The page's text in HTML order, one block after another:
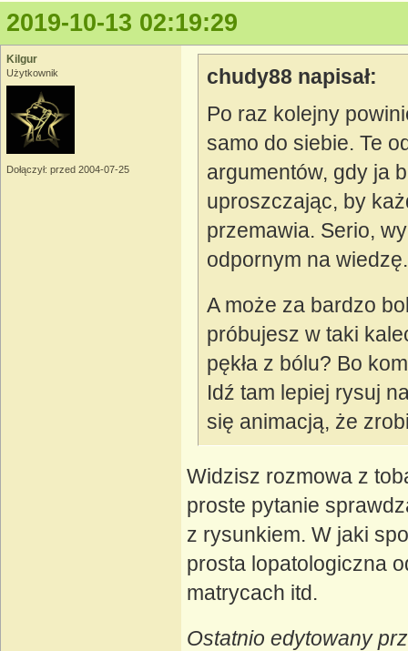
2019-10-13 02:19:29
Kilgur
Użytkownik
Dołączył: przed 2004-07-25
chudy88 napisał:
Po raz kolejny
samo do siebie. Te
argumentów, gdy ja
uproszczając, by
przemawia. Serio,
odpornym na
A może za bardzo
próbujesz w taki
pękła z bólu? Bo
Idź tam lepiej rysuj
się animacją, że
Widzisz rozmowa z
proste pytanie
z rysunkiem. W jaki
prosta lopatologiczna
matrycach itd.
Ostatnio edytowany